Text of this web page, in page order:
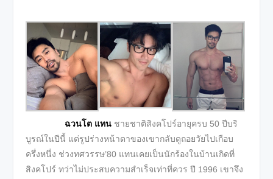
ฉวนโต แทน ชายชาติสิงคโปร์อายุครบ 50 ปีบริ
บูรณ์ในปีนี้ แต่รูปร่างหน้าตาของเขากลับดูถอยวัยไปเกือบ
ครึ่งหนึ่ง ช่วงทศวรรษ’80 แทนเคยเป็นนักร้องในบ้านเกิดที่
สิงคโปร์ ทว่าไม่ประสบความสำเร็จเท่าที่ควร ปี 1996 เขาจึง